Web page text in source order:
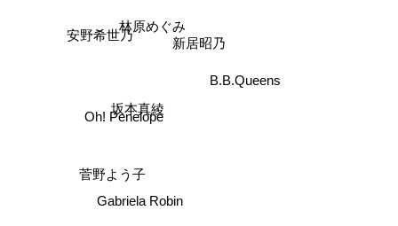
新居昭乃
B.B.Queens
林原めぐみ
坂本真綾
安野希世乃
Gabriela Robin
菅野よう子